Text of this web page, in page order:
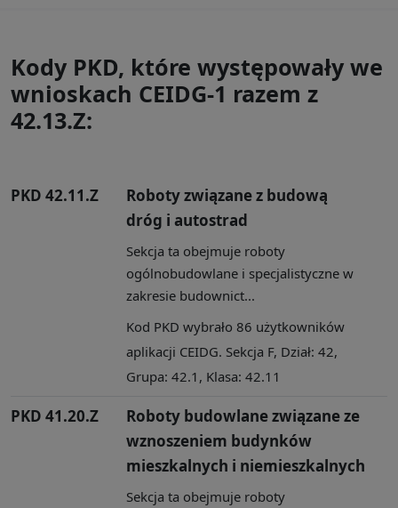
Kody PKD, które występowały we
wnioskach CEIDG-1 razem z
42.13.Z:
PKD 42.11.Z
Roboty związane z budową
dróg i autostrad
Sekcja ta obejmuje roboty
ogólnobudowlane i specjalistyczne w
zakresie budownict...
Kod PKD wybrało 86 użytkowników
aplikacji CEIDG. Sekcja F, Dział: 42,
Grupa: 42.1, Klasa: 42.11
PKD 41.20.Z
Roboty budowlane związane ze
wznoszeniem budynków
mieszkalnych i niemieszkalnych
Sekcja ta obejmuje roboty